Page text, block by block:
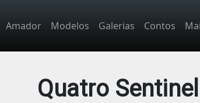
Amador Modelos Galerias Contos
Quatro